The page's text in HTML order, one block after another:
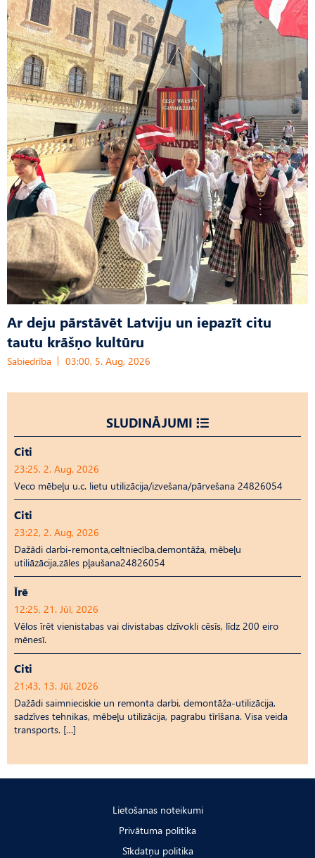
Ar deju pārstāvēt Latviju un iepazīt citu
tautu krāšņo kultūru
Sabiedrība 03:00, 5. Aug, 2026
SLUDINĀJUMI
Citi
23:25, 2. Aug, 2026
Veco mēbeļu u.c. lietu utilizācija/izvešana/pārvešana 24826054
Citi
23:22, 2. Aug, 2026
Dažādi darbi-remonta,celtniecība,demontāža, mēbeļu
utiliāzācija,zāles pļaušana24826054
Īrē
12:25, 21. Jūl, 2026
Vēlos īrēt vienistabas vai divistabas dzīvokli cēsīs, līdz 200 eiro
mēnesī.
Citi
21:43, 13. Jūl, 2026
Dažādi saimnieciskie un remonta darbi, demontāža-utilizācija,
sadzīves tehnikas, mēbeļu utilizācija, pagrabu tīrīšana. Visa veida
transports. […]
Lietošanas noteikumi
Privātuma politika
Sīkdatņu politika